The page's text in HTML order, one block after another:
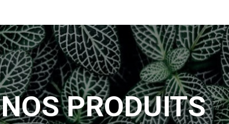
NOS PRODUITS